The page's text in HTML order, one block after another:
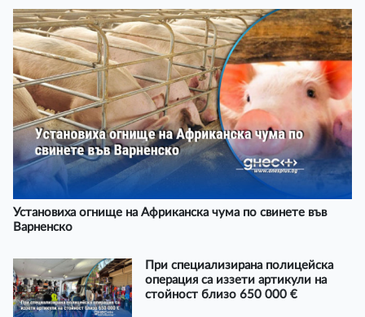
Установиха огнище на Африканска чума по свинете във
Варненско
При специализирана полицейска
операция са иззети артикули на
стойност близо 650 000 €